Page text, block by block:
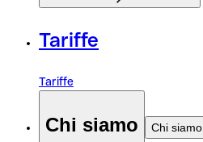
Tariffe
Tariffe
Chi siamo Chi siamo